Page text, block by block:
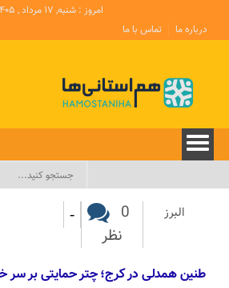
امروز : شنبه, ۱۷ مرداد , ۱۴۰۵
درباره ما
تماس با ما
البرز
0
نظر
-
طنین همدلی در کرج؛ چتر حمایتی بر سر